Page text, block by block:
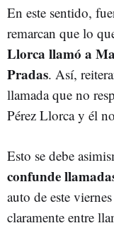
En este sentido,
remarcan que lo
Llorca llamó a
Pradas. Así,
llamada que no
Pérez Llorca y él
Esto se debe
confunde
auto de este
claramente entre